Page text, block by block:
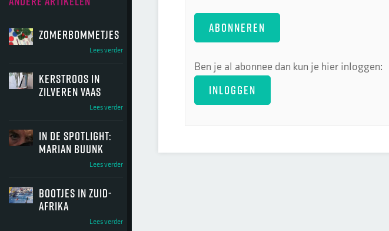
Zomerbommetjes
Lees verder
Kerstroos in
zilveren vaas
Lees verder
In de spotlight:
Marian Buunk
Lees verder
Bootjes in ZUID-
AFRIKA
Lees verder
ABONNEREN
Ben je al abonnee dan kun je hier inloggen:
INLOGGEN